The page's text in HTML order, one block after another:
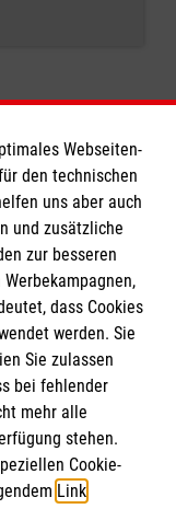
Webseiten-
den technischen
uns aber auch
und zusätzliche
zur besseren
dass Cookies
werden. Sie
Sie zulassen
bei fehlender
mehr alle
stehen.
Cookie-
Link.